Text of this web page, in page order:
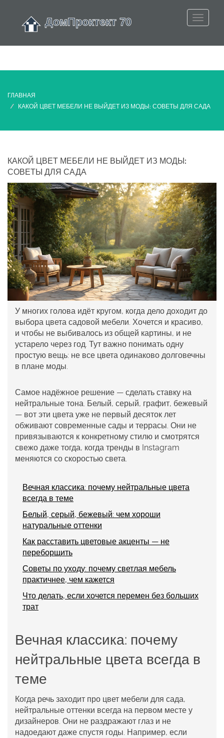
ГЛАВНАЯ
КАКОЙ ЦВЕТ МЕБЕЛИ НЕ ВЫЙДЕТ ИЗ МОДЫ: СОВЕТЫ ДЛЯ САДА
КАКОЙ ЦВЕТ МЕБЕЛИ НЕ ВЫЙДЕТ ИЗ МОДЫ:
СОВЕТЫ ДЛЯ САДА
У многих голова идёт кругом, когда дело доходит до
выбора цвета садовой мебели. Хочется и красиво,
и чтобы не выбивалось из общей картины, и не
устарело через год. Тут важно понимать одну
простую вещь: не все цвета одинаково долговечны
в плане моды.
Самое надёжное решение — сделать ставку на
нейтральные тона. Белый, серый, графит, бежевый
— вот эти цвета уже не первый десяток лет
обживают современные сады и террасы. Они не
привязываются к конкретному стилю и смотрятся
свежо даже тогда, когда тренды в Instagram
меняются со скоростью света.
Вечная классика: почему нейтральные цвета
всегда в теме
Белый, серый, бежевый: чем хороши
натуральные оттенки
Как расставить цветовые акценты — не
переборщить
Советы по уходу: почему светлая мебель
практичнее, чем кажется
Что делать, если хочется перемен без больших
трат
Вечная классика: почему
нейтральные цвета всегда в
теме
Когда речь заходит про цвет мебели для сада,
нейтральные оттенки всегда на первом месте у
дизайнеров. Они не раздражают глаз и не
надоедают даже спустя годы. Например, если